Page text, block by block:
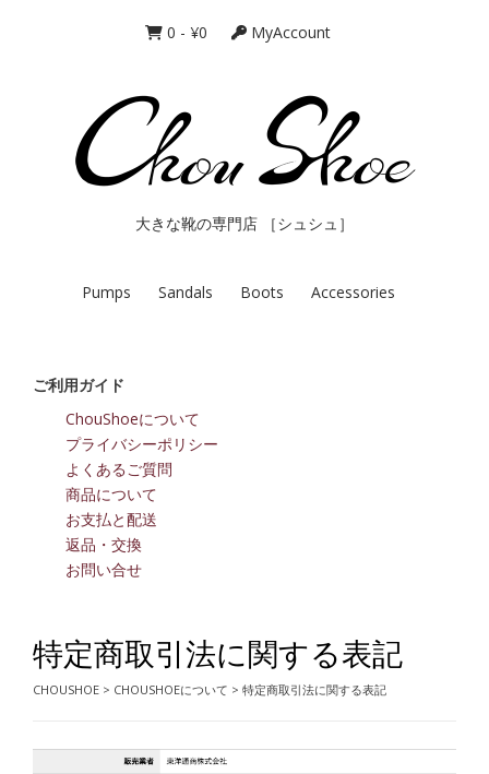
0 - ¥0 MyAccount
大きな靴の専門店 ［シュシュ］
Pumps Sandals Boots Accessories
ご利用ガイド
ChouShoeについて
プライバシーポリシー
よくあるご質問
商品について
お支払と配送
返品・交換
お問い合せ
特定商取引法に関する表記
CHOUSHOE > CHOUSHOEについて > 特定商取引法に関する表記